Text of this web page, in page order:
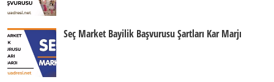
Seç Market Bayilik Başvurusu Şartları Kar Marjı